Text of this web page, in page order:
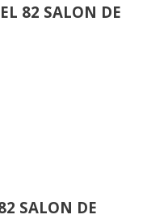
82 SALON DE
SALON DE